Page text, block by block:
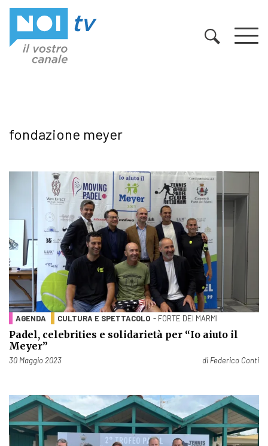
fondazione meyer
AGENDA CULTURA E SPETTACOLO - FORTE DEI MARMI
Padel, celebrities e solidarietà per “Io aiuto il
Meyer”
Pubblicato il
30 Maggio 2023 di Federico Conti